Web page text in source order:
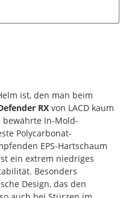
the requested
ist, den man beim
RX von LACD kaum
bewährte In-Mold-
Polycarbonat-
EPS-Hartschaum
ein extrem niedriges
Besonders
Design, das den